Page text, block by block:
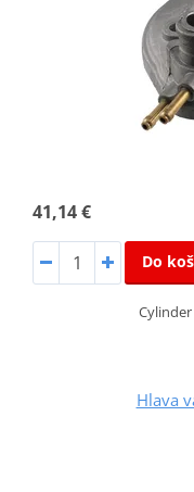
41,14 €
Do
Hlava